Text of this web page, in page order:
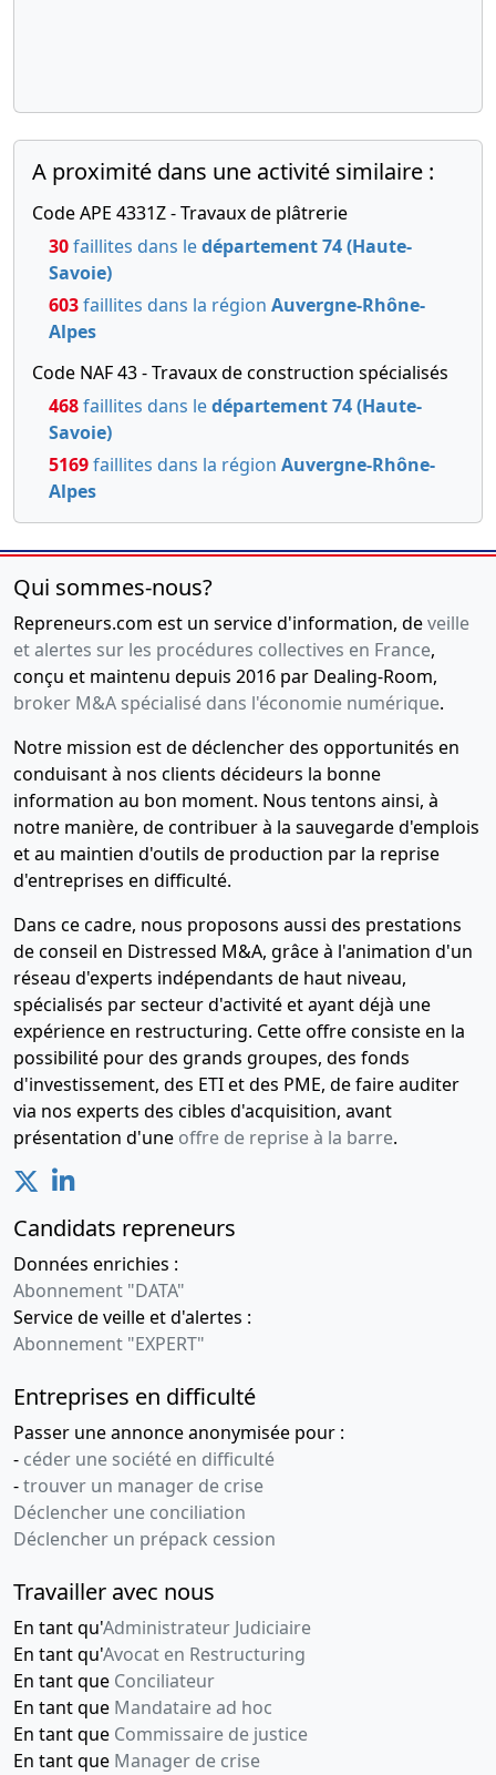
A proximité dans une activité similaire :
Code APE 4331Z - Travaux de plâtrerie
30faillites dans ledépartement 74 (Haute-
Savoie)
603faillites dans la région Auvergne-Rhône-
Alpes
Code NAF 43 - Travaux de construction spécialisés
468faillites dans ledépartement 74 (Haute-
Savoie)
5169faillites dans la région Auvergne-Rhône-
Alpes
Qui sommes-nous?
Repreneurs.com est un service d'information, deveille
et alertes sur les procédures collectives en France,
conçu et maintenu depuis 2016 par Dealing-Room,
broker M&A spécialisé dans l'économie numérique.
Notre mission est de déclencher des opportunités en
conduisant à nos clients décideurs la bonne
information au bon moment. Nous tentons ainsi, à
notre manière, de contribuer à la sauvegarde d'emplois
et au maintien d'outils de production par la reprise
d'entreprises en difficulté.
Dans ce cadre, nous proposons aussi des prestations
de conseil en Distressed M&A, grâce à l'animation d'un
réseau d'experts indépendants de haut niveau,
spécialisés par secteur d'activité et ayant déjà une
expérience en restructuring. Cette offre consiste en la
possibilité pour des grands groupes, des fonds
d'investissement, des ETI et des PME, de faire auditer
via nos experts des cibles d'acquisition, avant
présentation d'une offre de reprise à la barre.
Candidats repreneurs
Données enrichies :
Abonnement "DATA"
Service de veille et d'alertes :
Abonnement "EXPERT"
Entreprises en difficulté
Passer une annonce anonymisée pour :
- céder une société en difficulté
-trouver un manager de crise
Déclencher une conciliation
Déclencher un prépack cession
Travailler avec nous
En tant qu'Administrateur Judiciaire
En tant qu'Avocat en Restructuring
En tant que Conciliateur
En tant que Mandataire ad hoc
En tant que Commissaire de justice
En tant que Manager de crise